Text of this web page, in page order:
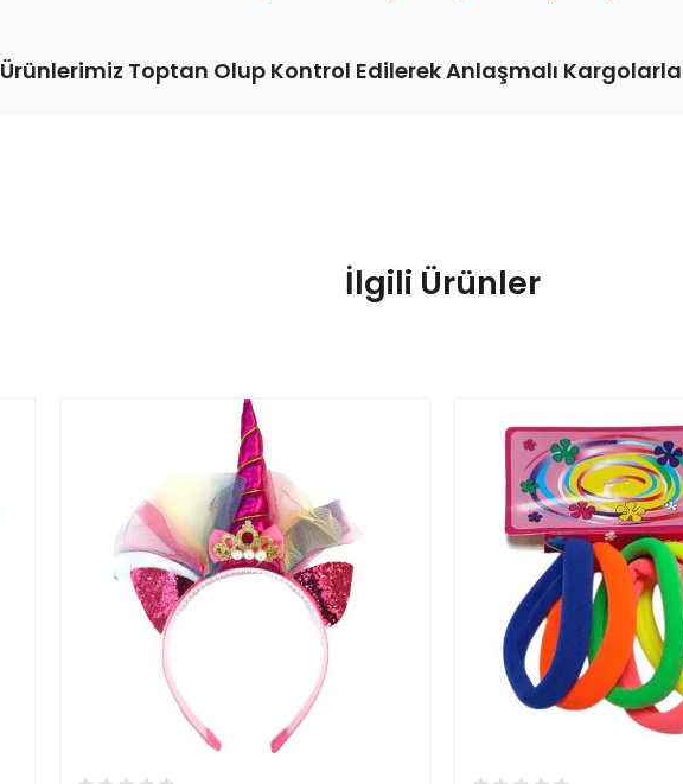
Ürünlerimiz Toptan Olup Kontrol Edilerek Anlaşmalı
İlgili Ürünler